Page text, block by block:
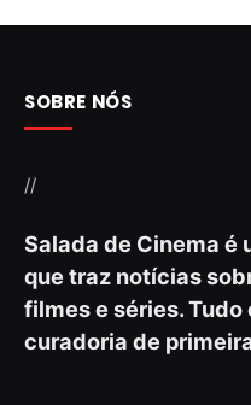
SOBRE NÓS
//
Salada de Cinema é
que traz notícias
filmes e séries.
curadoria de